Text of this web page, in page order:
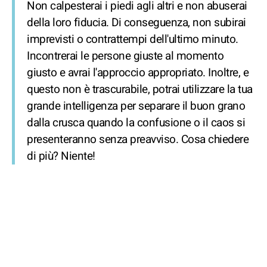
Non calpesterai i piedi agli altri e non abuserai
della loro fiducia. Di conseguenza, non subirai
imprevisti o contrattempi dell'ultimo minuto.
Incontrerai le persone giuste al momento
giusto e avrai l'approccio appropriato. Inoltre, e
questo non è trascurabile, potrai utilizzare la tua
grande intelligenza per separare il buon grano
dalla crusca quando la confusione o il caos si
presenteranno senza preavviso. Cosa chiedere
di più? Niente!